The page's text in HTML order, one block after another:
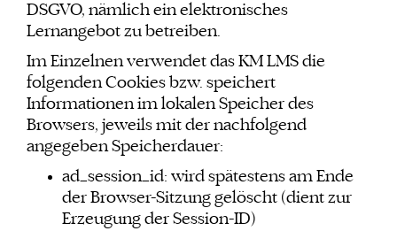
DSGVO, nämlich ein elektronisches
Lernangebot zu betreiben.
Im Einzelnen verwendet das KM LMS die
folgenden Cookies bzw. speichert
Informationen im lokalen Speicher des
Browsers, jeweils mit der nachfolgend
angegeben Speicherdauer:
ad_session_id: wird spätestens am Ende
der Browser-Sitzung gelöscht (dient zur
Erzeugung der Session-ID)